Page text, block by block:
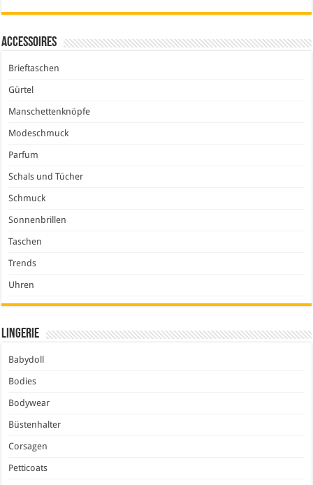
Accessoires
Brieftaschen
Gürtel
Manschettenknöpfe
Modeschmuck
Parfum
Schals und Tücher
Schmuck
Sonnenbrillen
Taschen
Trends
Uhren
Lingerie
Babydoll
Bodies
Bodywear
Büstenhalter
Corsagen
Petticoats